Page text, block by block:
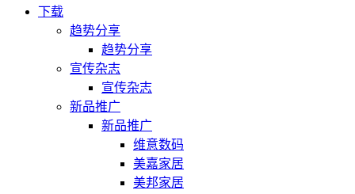
下载
趋势分享
趋势分享
宣传杂志
宣传杂志
新品推广
新品推广
维意数码
美嘉家居
美邦家居